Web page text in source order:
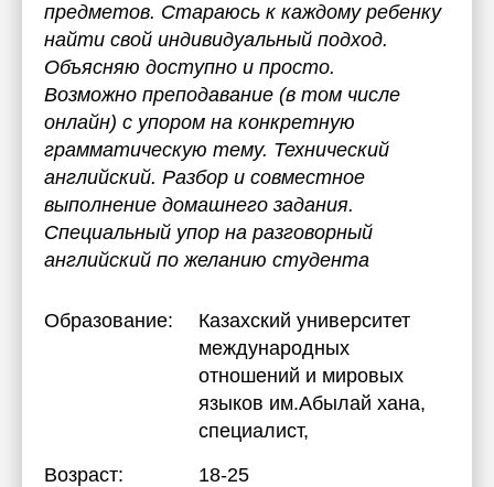
предметов. Стараюсь к каждому ребенку
найти свой индивидуальный подход.
Объясняю доступно и просто.
Возможно преподавание (в том числе
онлайн) с упором на конкретную
грамматическую тему. Технический
английский. Разбор и совместное
выполнение домашнего задания.
Специальный упор на разговорный
английский по желанию студента
Образование:
Казахский университет
международных
отношений и мировых
языков им.Абылай хана,
специалист,
Возраст:
18-25